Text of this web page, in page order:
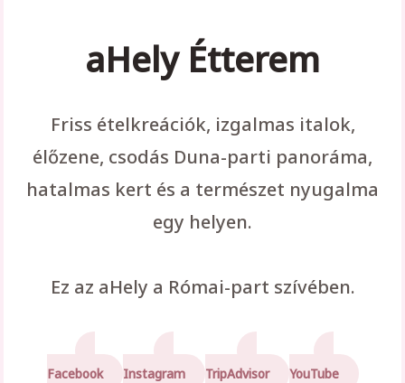
aHely Étterem
Friss ételkreációk, izgalmas italok,
élőzene, csodás Duna-parti panoráma,
hatalmas kert és a természet nyugalma
egy helyen.
Ez az aHely a Római-part szívében.
Facebook Instagram TripAdvisor YouTube